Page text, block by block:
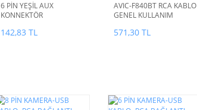
6 PİN YEŞİL AUX
KONNEKTÖR
142,83 TL
AVIC-F840BT RCA KABLO
GENEL KULLANIM
571,30 TL